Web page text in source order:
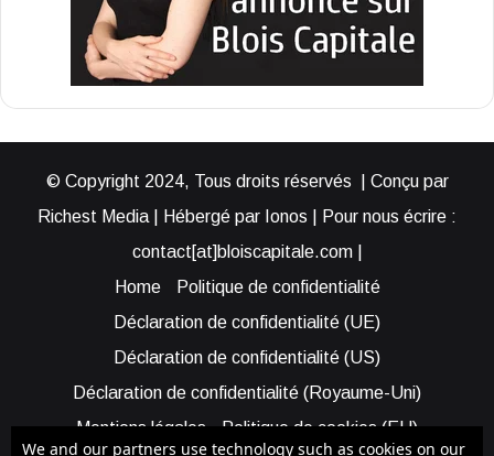
© Copyright 2024, Tous droits réservés | Conçu par
Richest Media | Hébergé par Ionos | Pour nous écrire :
contact[at]bloiscapitale.com |
Home
Politique de confidentialité
Déclaration de confidentialité (UE)
Déclaration de confidentialité (US)
Déclaration de confidentialité (Royaume-Uni)
Mentions légales
Politique de cookies (EU)
We and our partners use technology such as cookies on our